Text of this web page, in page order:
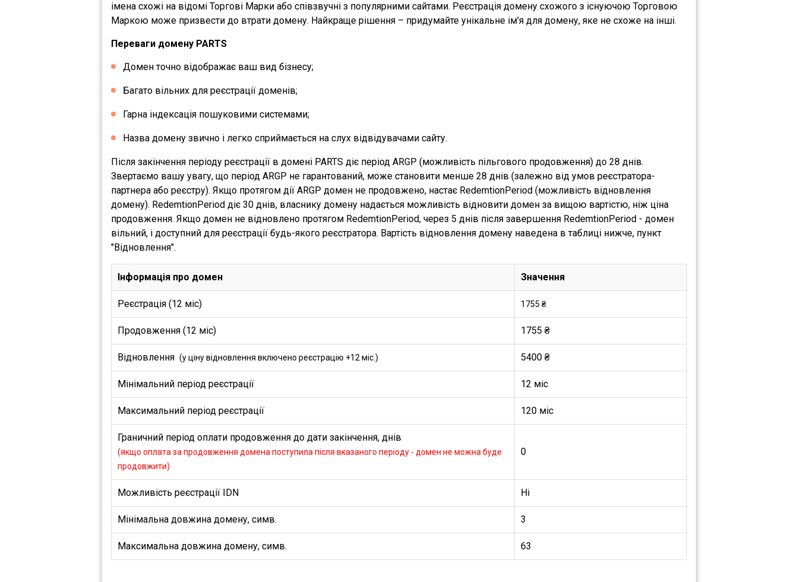
імена схожі на відомі Торгові Марки або співзвучні з популярними сайтами. Реєстрація домену схожого з існуючою Торговою
Маркою може призвести до втрати домену. Найкраще рішення – придумайте унікальне ім'я для домену, яке не схоже на інші.
Переваги домену PARTS
Домен точно відображає ваш вид бізнесу;
Багато вільних для реєстрації доменів;
Гарна індексація пошуковими системами;
Назва домену звично і легко сприймається на слух відвідувачами сайту.
Після закінчення періоду реєстрації в домені PARTS діє період ARGP (можливість пільгового продовження) до 28 днів.
Звертаємо вашу увагу, що період ARGP не гарантований, може становити менше 28 днів (залежно від умов реєстратора-
партнера або реєстру). Якщо протягом дії ARGP домен не продовжено, настає RedemtionPeriod (можливість відновлення
домену). RedemtionPeriod діє 30 днів, власнику домену надається можливість відновити домен за вищою вартістю, ніж ціна
продовження. Якщо домен не відновлено протягом RedemtionPeriod, через 5 днів після завершення RedemtionPeriod - домен
вільний, і доступний для реєстрації будь-якого реєстратора. Вартість відновлення домену наведена в таблиці нижче, пункт
"Відновлення".
Інформація про домен Значення
Реєстрація (12 міс) 1755 ₴
Продовження (12 міс) 1755 ₴
Відновлення (у ціну відновлення включено реєстрацію +12 міс.) 5400 ₴
Мінімальний період реєстрації 12 міс
Максимальний період реєстрації 120 міс
Граничний період оплати продовження до дати закінчення, днів
(якщо оплата за продовження домена поступила після вказаного періоду - домен не можна буде
продовжити)
0
Можливість реєстрації IDN Ні
Мінімальна довжина домену, симв. 3
Максимальна довжина домену, симв. 63